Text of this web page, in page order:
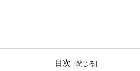
目次